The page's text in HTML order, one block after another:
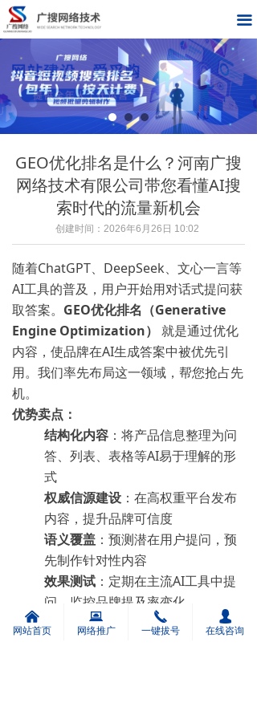
끀
首页
关于我们
网络推广
合作伙伴
新闻中心
联系我们
在线留言
GEO优化排名是什么？河南广搜
网络技术有限公司带您看懂AI搜
索时代的流量新机会
创建时间： 2026年6月26日 10:02
随着ChatGPT、DeepSeek、文心一言等
AI工具的普及，用户开始用对话式提问获
取答案。 GEO优化排名（Generative
Engine Optimization） 就是通过优化
内容，使品牌在AI生成答案中被优先引
用。我们率先布局这一领域，帮您抢占先
机。
优势卖点：
结构化内容 ：将产品信息整理为问
答、列表、表格等AI易于理解的形
式
权威信源建设 ：在高权重平台发布
内容，提升品牌可信度
语义覆盖 ：预测潜在用户提问，预
先制作针对性内容
效果测试 ：定期在主流AI工具中提
问，监控品牌提及率变化
河南广搜网络技术有限公司
是国内
낀
网站首页
뀵
网络推广
끅
一键拔号
넙
在线咨询